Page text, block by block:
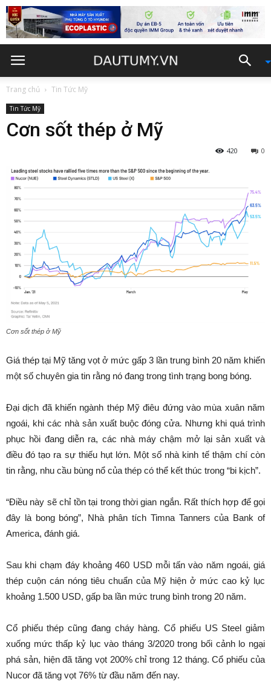
Trang chủ Tin Tức Mỹ
Tin Tức Mỹ
Cơn sốt thép ở Mỹ
0
420
Cơn sốt thép ở Mỹ
Giá thép tại Mỹ tăng vọt ở mức gấp 3 lần trung bình 20 năm khiến
một số chuyên gia tin rằng nó đang trong tình trạng bong bóng.
Đại dịch đã khiến ngành thép Mỹ điêu đứng vào mùa xuân năm
ngoái, khi các nhà sản xuất buộc đóng cửa. Nhưng khi quá trình
phục hồi đang diễn ra, các nhà máy chậm mở lại sản xuất và
điều đó tạo ra sự thiếu hụt lớn. Một số nhà kinh tế thậm chí còn
tin rằng, nhu cầu bùng nổ của thép có thể kết thúc trong “bi kịch”.
“Điều này sẽ chỉ tồn tại trong thời gian ngắn. Rất thích hợp để gọi
đây là bong bóng”, Nhà phân tích Timna Tanners của Bank of
America, đánh giá.
Sau khi chạm đáy khoảng 460 USD mỗi tấn vào năm ngoái, giá
thép cuộn cán nóng tiêu chuẩn của Mỹ hiện ở mức cao kỷ lục
khoảng 1.500 USD, gấp ba lần mức trung bình trong 20 năm.
Cổ phiếu thép cũng đang cháy hàng. Cổ phiếu US Steel giảm
xuống mức thấp kỷ lục vào tháng 3/2020 trong bối cảnh lo ngại
phá sản, hiện đã tăng vọt 200% chỉ trong 12 tháng. Cổ phiếu của
Nucor đã tăng vọt 76% từ đầu năm đến nay.